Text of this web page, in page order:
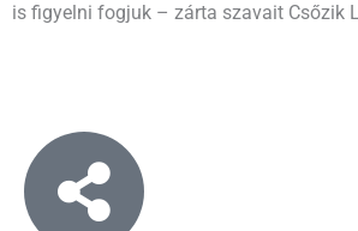
is figyelni fogjuk – zárta szavait Csőzik